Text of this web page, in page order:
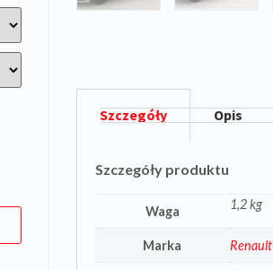
Szczegóły Opis
Szczegóły produktu
Waga 1,2 kg
Marka Renault